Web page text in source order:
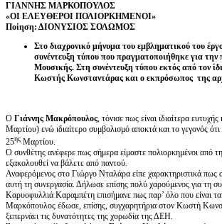
ΓΙΑΝΝΗΣ ΜΑΡΚΟΠΟΥΛΟΣ
«ΟΙ ΕΛΕΥΘΕΡΟΙ ΠΟΛΙΟΡΚΗΜΕΝΟΙ»
Ποίηση: ΔΙΟΝΥΣΙΟΣ ΣΟΛΩΜΟΣ
Στο διαχρονικό μήνυμα του εμβληματικού του
συνέντευξη τύπου που πραγματοποιήθηκε για
Μουσικής. Στη συνέντευξη τύπου εκτός από τον
Κωστής Κωνσταντάρας και ο εκπρόσωπος της
Ο Γιάννης Μακρόπουλος, τόνισε πως είναι ιδιαίτερα
Μαρτίου) ενώ ιδιαίτερο συμβολισμό αποκτά και το γεγονός
25ης Μαρτίου.
Ο συνθέτης ανέφερε πως σήμερα είμαστε πολιορκημένοι από
εξακολουθεί να βάλετε από παντού.
Αναφερόμενος στο Γιώργο Νταλάρα είπε χαρακτηριστικά πως
αυτή τη συνεργασία. Δήλωσε επίσης πολύ χαρούμενος για τη
Καρυοφυλλιά Καραμπέτη επισήμανε πως παρ’ όλο που είναι
Μαρκόπουλος έδωσε, επίσης, συγχαρητήρια στον Κωστή
ξεπερνάει τις δυνατότητες της χορωδία της ΔΕΗ.